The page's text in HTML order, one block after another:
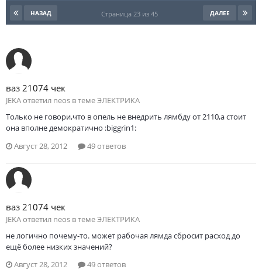
НАЗАД ДАЛЕЕ
Страница 23 из 45
ваз 21074 чек
JEKA ответил neos в темеЭЛЕКТРИКА
Только не говори,что в опель не внедрить лямбду от 2110,а стоит
она вполне демократично :biggrin1:
Август 28, 2012
49 ответов
ваз 21074 чек
JEKA ответил neos в темеЭЛЕКТРИКА
не логично почему-то. может рабочая лямда сбросит расход до
ещё более низких значений?
Август 28, 2012
49 ответов